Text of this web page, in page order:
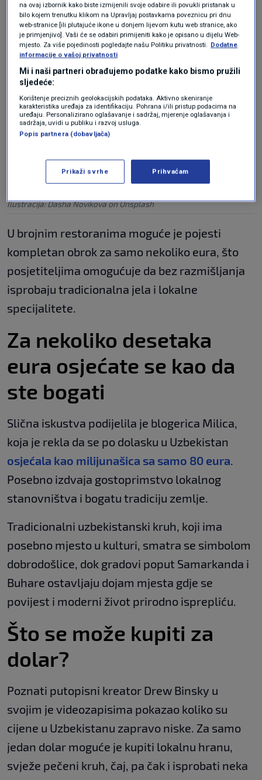
neobičnog dizajna, pišeNova.rs.
Ilustracija: Dasha Novikova on Unsplash
U brojnim restoranima moguće je pojesti
kompletan obrok za samo nekoliko eura, što
posjetiteljima omogućuje da bez razmišljanja
isprobaju tradicionalna jela i lokalne
specijalitete.
Za nekoliko desetaka
eura osjećate se kao da
ste bogati
Slična iskustva podijelila je blogerica Milica,
koja je rekla da se po dolasku u Uzbekistan
osjećala kao milijunašica sa samo 80 eura.
Posebno izdvaja gostoprimstvo lokalnog
stanovništva i bogatu tradiciju zemlje.
Tradicionalni uzbekistanski kruh, koji ima
posebno mjesto u kulturi, smatra se simbolom
dobrodošlice, dok gradovi poput Samarkanda i
Buhare ostavljaju dojam mjesta gdje se
povijest i moderni život prirodno isprepliću.
Što se može kupiti za
dolar?
Poznati putopisni kreator Drew Binsky u
svojim je videozapisima pokazao koliko su
cijene u Uzbekistanu zapravo niske. Za samo
jedan dolar moguće je kupiti lokalnu hranu,
svježe pečeni kruh, čaj, pa čak i isprobati neka
na ovaj izbornik kako biste izmijenili svoje odabire ili povukli pristanak u
bilo kojem trenutku klikom na Upravljaj postavkama poveznicu pri dnu
web-stranice [ili plutajuće ikone u donjem lijevom kutu web stranice, ako
je primjenjivo]. Vaši će se odabiri primijeniti kako je opisano u dijelu Web-
mjesto. Za više pojedinosti pogledajte našu Politiku privatnosti. Dodatne
informacije o vašoj privatnosti
Mi i naši partneri obrađujemo podatke kako bismo pružili
sljedeće:
Korištenje preciznih geolokacijskih podataka. Aktivno skeniranje
karakteristika uređaja za identifikaciju. Pohrana i/ili pristup podacima na
uređaju. Personalizirano oglašavanje i sadržaj, mjerenje oglašavanja i
sadržaja, uvidi u publiku i razvoj usluga.
Popis partnera (dobavljača)
Prikaži svrhe Prihvaćam